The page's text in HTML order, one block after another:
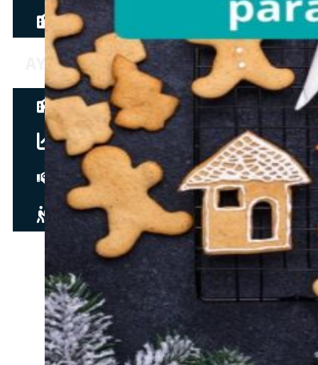
Noticias
AYUDA
Tour guiado
Recursos para estudiantes pronto
Guía del instructor pronto
Contacto